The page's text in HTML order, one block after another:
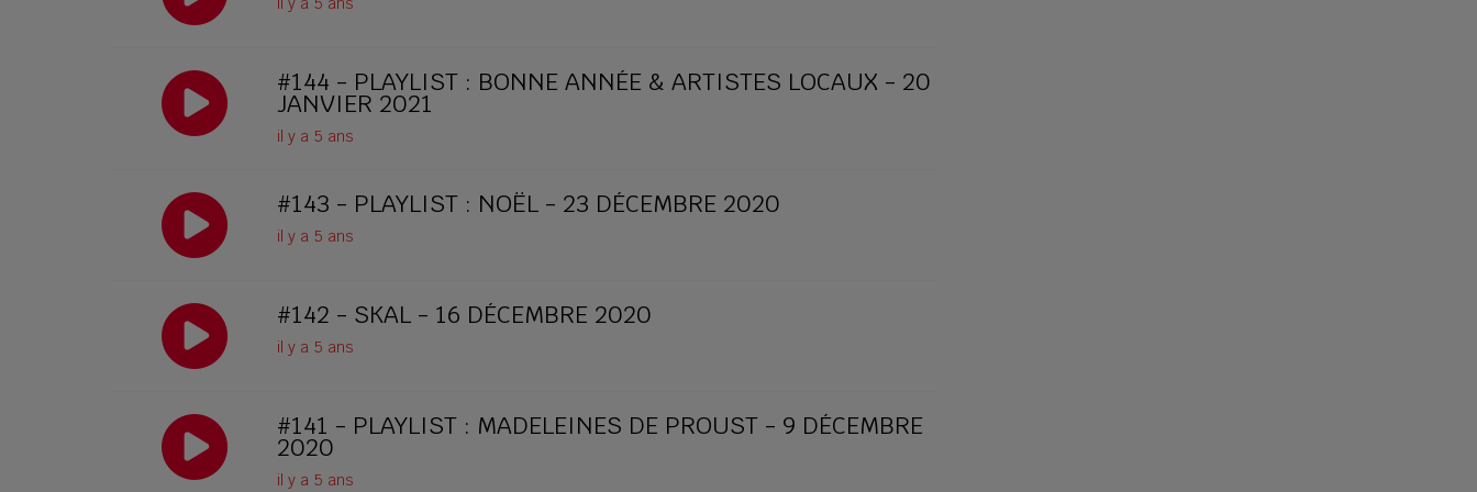
#144 - PLAYLIST : BONNE ANNÉE & ARTISTES LOCAUX - 20
JANVIER 2021
il y a 5 ans
#143 - PLAYLIST : NOËL - 23 DÉCEMBRE 2020
il y a 5 ans
#142 - SKAL - 16 DÉCEMBRE 2020
il y a 5 ans
#141 - PLAYLIST : MADELEINES DE PROUST - 9 DÉCEMBRE
2020
il y a 5 ans